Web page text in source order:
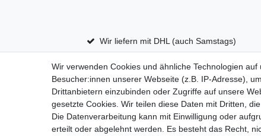
Wir liefern mit DHL (auch Samstags)
Impressum
Wir verwenden Cookies und ähnliche Technologien
Besucher:innen unserer Webseite (z.B. IP-Adresse),
Drittanbietern einzubinden oder Zugriffe auf unsere
gesetzte Cookies. Wir teilen diese Daten mit Dritten,
Die Datenverarbeitung kann mit Einwilligung oder
erteilt oder abgelehnt werden. Es besteht das Recht,